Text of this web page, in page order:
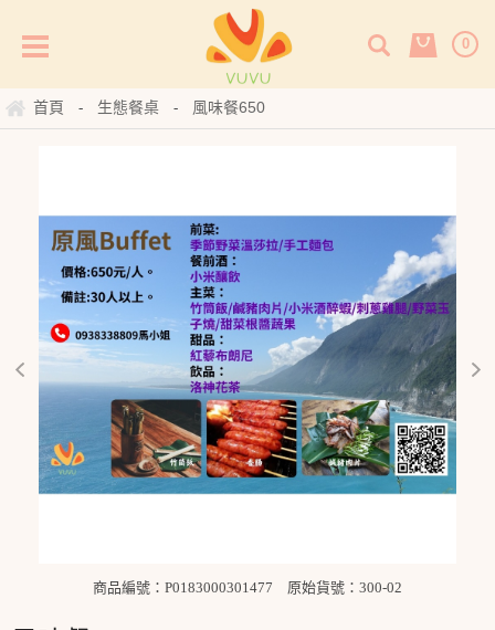
0
首頁 - 生態餐桌 - 風味餐650
商品編號：P0183000301477 原始貨號：300-02